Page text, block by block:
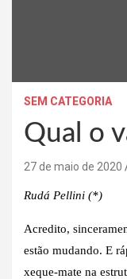
SEM CATEGORIA
Qual o
27 de maio de 2020
Rudá Pellini (*)
Acredito,
estão mudando. E
xeque-mate na